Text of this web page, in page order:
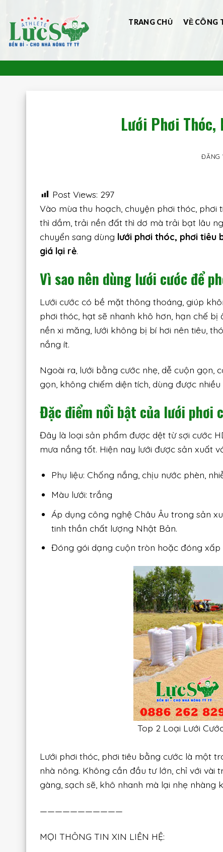
qua
dung
TRANG CHỦ VỀ CÔNG
Lưới Phơi Thóc,
ĐĂNG
Post Views: 297
Vào mùa thu hoạch, chuyện phơi thóc, phơi
thì dầm, trải nền đất thì dơ mà trải bạt lâu
chuyển sang dùng lưới phơi thóc, phơi tiêu
giá lại rẻ.
Vì sao nên dùng lưới cước để
Lưới cước có bề mặt thông thoáng, giúp
phơi thóc, hạt sẽ nhanh khô hơn, hạn chế
nền xi măng, lưới không bị bí hơi nên tiêu,
nắng ít.
Ngoài ra, lưới bằng cước nhẹ, dễ cuộn gọn,
gọn, không chiếm diện tích, dùng được
Đặc điểm nổi bật của lưới phơi
Đây là loại sản phẩm được dệt từ sợi cước
mưa nắng tốt. Hiện nay lưới được sản xuất
Phụ liệu: Chống nắng, chịu nước phèn,
Màu lưới: trắng
Áp dụng công nghệ Châu Âu trong sản
tinh thần chất lượng Nhật Bản.
Đóng gói dạng cuộn tròn hoặc đóng xấp
Top 2 Loại Lưới
Lưới phơi thóc, phơi tiêu bằng cước là một
nhà nông. Không cần đầu tư lớn, chỉ với
gàng, sạch sẽ, khô nhanh mà lại nhẹ nhàng
———————————
MỌI THÔNG TIN XIN LIÊN HỆ: